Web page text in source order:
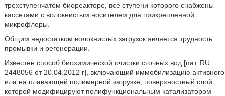
трехступенчатом биореакторе, все ступени которого снабжены
кассетами с волокнистым носителем для прикрепленной
микрофлоры.
Общим недостатком волокнистых загрузок является трудность
промывки и регенерации.
Известен способ биохимической очистки сточных вод [пат. RU
2448056 от 20.04.2012 г], включающий иммобилизацию активного
ила на плавающей полимерной загрузке, поверхностный слой
которой модифицируют полифункциональным катализатором